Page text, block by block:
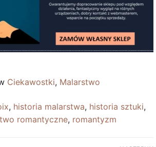
Ciekawostki, Malarstwo
, historia malarstwa, historia sztuki,
romantyczne, romantyzm